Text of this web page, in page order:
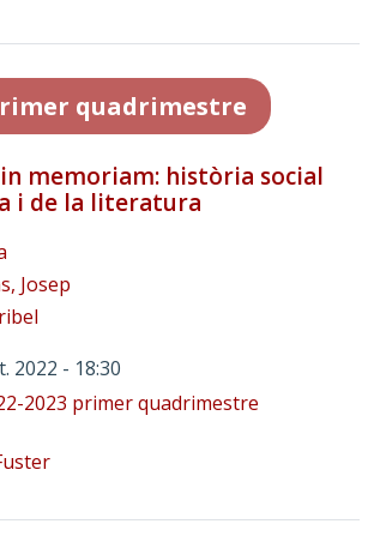
quadrimestre
in memoriam: història social
i de la literatura
Josep
2022 - 18:30
2023 primer quadrimestre